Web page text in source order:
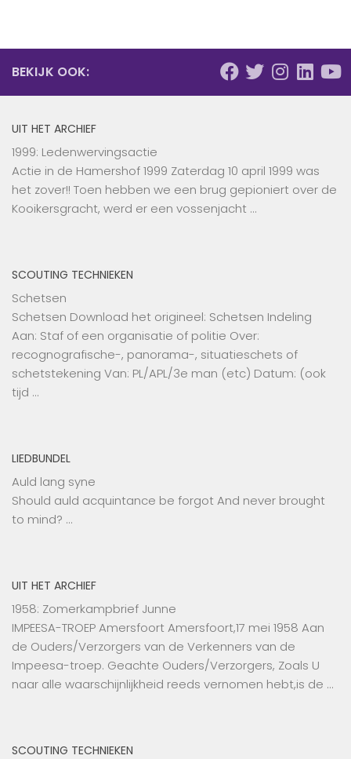
BEKIJK OOK:
UIT HET ARCHIEF
1999: Ledenwervingsactie
Actie in de Hamershof 1999 Zaterdag 10 april 1999 was
het zover!! Toen hebben we een brug gepioniert over de
Kooikersgracht, werd er een vossenjacht …
SCOUTING TECHNIEKEN
Schetsen
Schetsen Download het origineel: Schetsen Indeling
Aan: Staf of een organisatie of politie Over:
recognografische-, panorama-, situatieschets of
schetstekening Van: PL/APL/3e man (etc) Datum: (ook
tijd …
LIEDBUNDEL
Auld lang syne
Should auld acquintance be forgot And never brought
to mind? …
UIT HET ARCHIEF
1958: Zomerkampbrief Junne
IMPEESA-TROEP Amersfoort Amersfoort,17 mei 1958 Aan
de Ouders/Verzorgers van de Verkenners van de
Impeesa-troep. Geachte Ouders/Verzorgers, Zoals U
naar alle waarschijnlijkheid reeds vernomen hebt,is de …
SCOUTING TECHNIEKEN